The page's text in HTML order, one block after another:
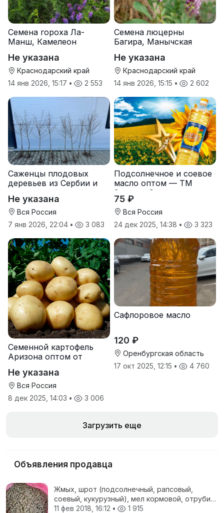
Семена гороха Ла-
Манш, Камелеон
Не указана
Краснодарский край
14 янв 2026, 15:17 • 2 553
Семена люцерны
Багира, Манычская
Не указана
Краснодарский край
14 янв 2026, 15:15 • 2 602
Саженцы плодовых
деревьев из Сербии и
Не указана
Вся Россия
7 янв 2026, 22:04 • 3 083
Подсолнечное и соевое
масло оптом — ТМ
Золотая Семечка
75 ₽
Вся Россия
24 дек 2025, 14:38 • 3 323
Семенной картофель
Аризона оптом от
Не указана
Вся Россия
8 дек 2025, 14:03 • 3 006
Сафлоровое масло
120 ₽
Оренбургская область
17 окт 2025, 12:15 • 4 760
Загрузить еще
Объявления продавца
Жмых, шрот (подсолнечный, рапсовый,
соевый, кукурузный), мел кормовой, отруби
пшеничные, жом свекловичный, соя
11 фев 2018, 16:12 • 1 915